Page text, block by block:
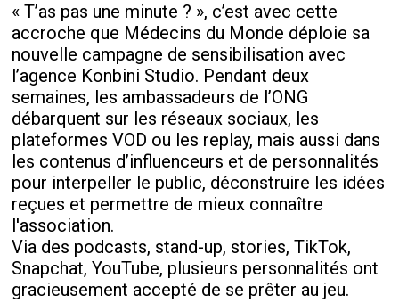
« T’as pas une minute ? », c’est avec cette
accroche que Médecins du Monde déploie sa
nouvelle campagne de sensibilisation avec
l’agence Konbini Studio. Pendant deux
semaines, les ambassadeurs de l’ONG
débarquent sur les réseaux sociaux, les
plateformes VOD ou les replay, mais aussi dans
les contenus d’influenceurs et de personnalités
pour interpeller le public, déconstruire les idées
reçues et permettre de mieux connaître
l'association.
Via des podcasts, stand-up, stories, TikTok,
Snapchat, YouTube, plusieurs personnalités ont
gracieusement accepté de se prêter au jeu.